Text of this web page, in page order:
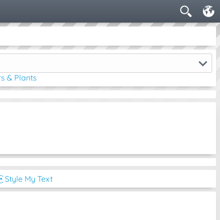
& Plants
Style My Text